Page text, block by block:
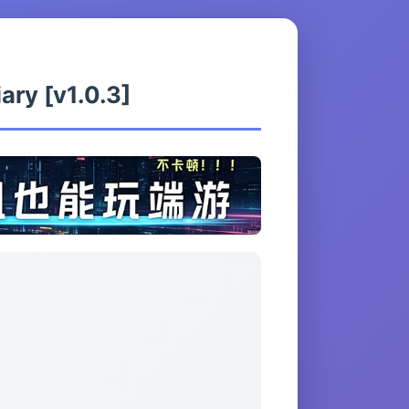
[v1.0.3]